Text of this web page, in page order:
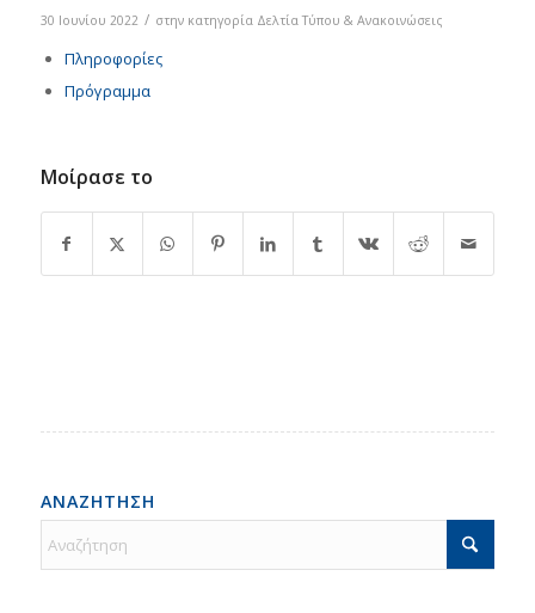
30 Ιουνίου 2022 / στην κατηγορία Δελτία Τύπου & Ανακοινώσεις
Πληροφορίες
Πρόγραμμα
Μοίρασε το
ΑΝΑΖΗΤΗΣΗ